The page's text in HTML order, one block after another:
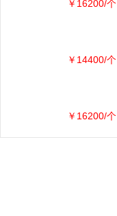
￥16200/个
￥14400/个
￥16200/个